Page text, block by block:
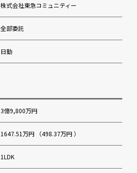
株式会社東急コミュニティー
全部委託
日勤
3億9,800万円
1647.51万円 （498.37万円 ）
1LDK